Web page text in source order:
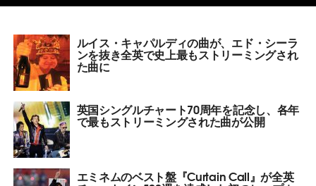
ルイス・キャパルディの曲が、エド・シーラ
ンを抜き全英で史上最もストリーミングされ
た曲に
英国シングルチャート70周年を記念し、各年
で最もストリーミングされた曲が公開
エミネムのベスト盤『Curtain Call』が全英